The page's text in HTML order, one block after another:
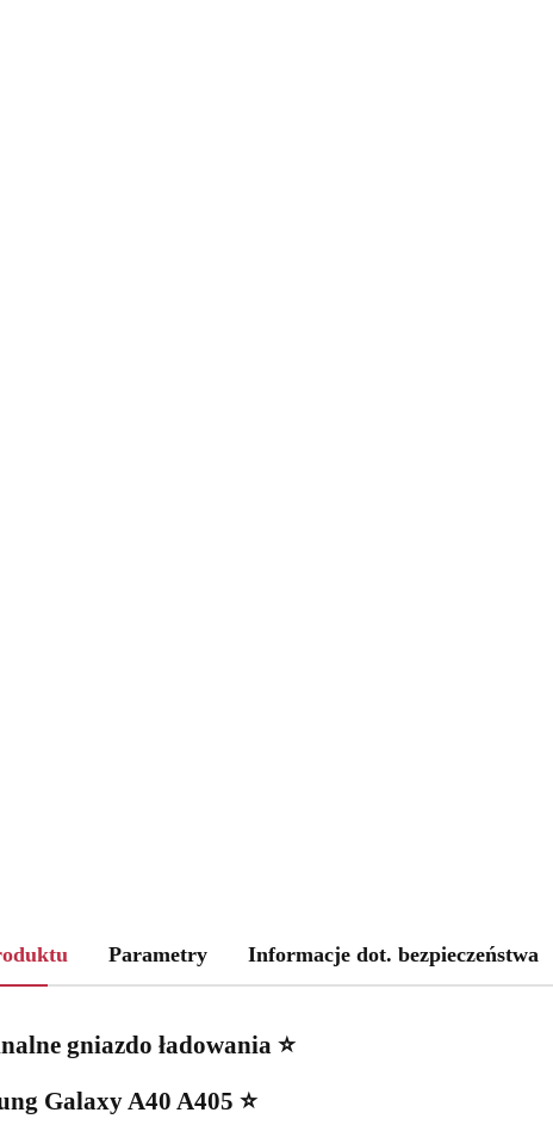
Parametry Informacje dot. bezpieczeństwa
gniazdo ładowania ⭐
Galaxy A40 A405 ⭐